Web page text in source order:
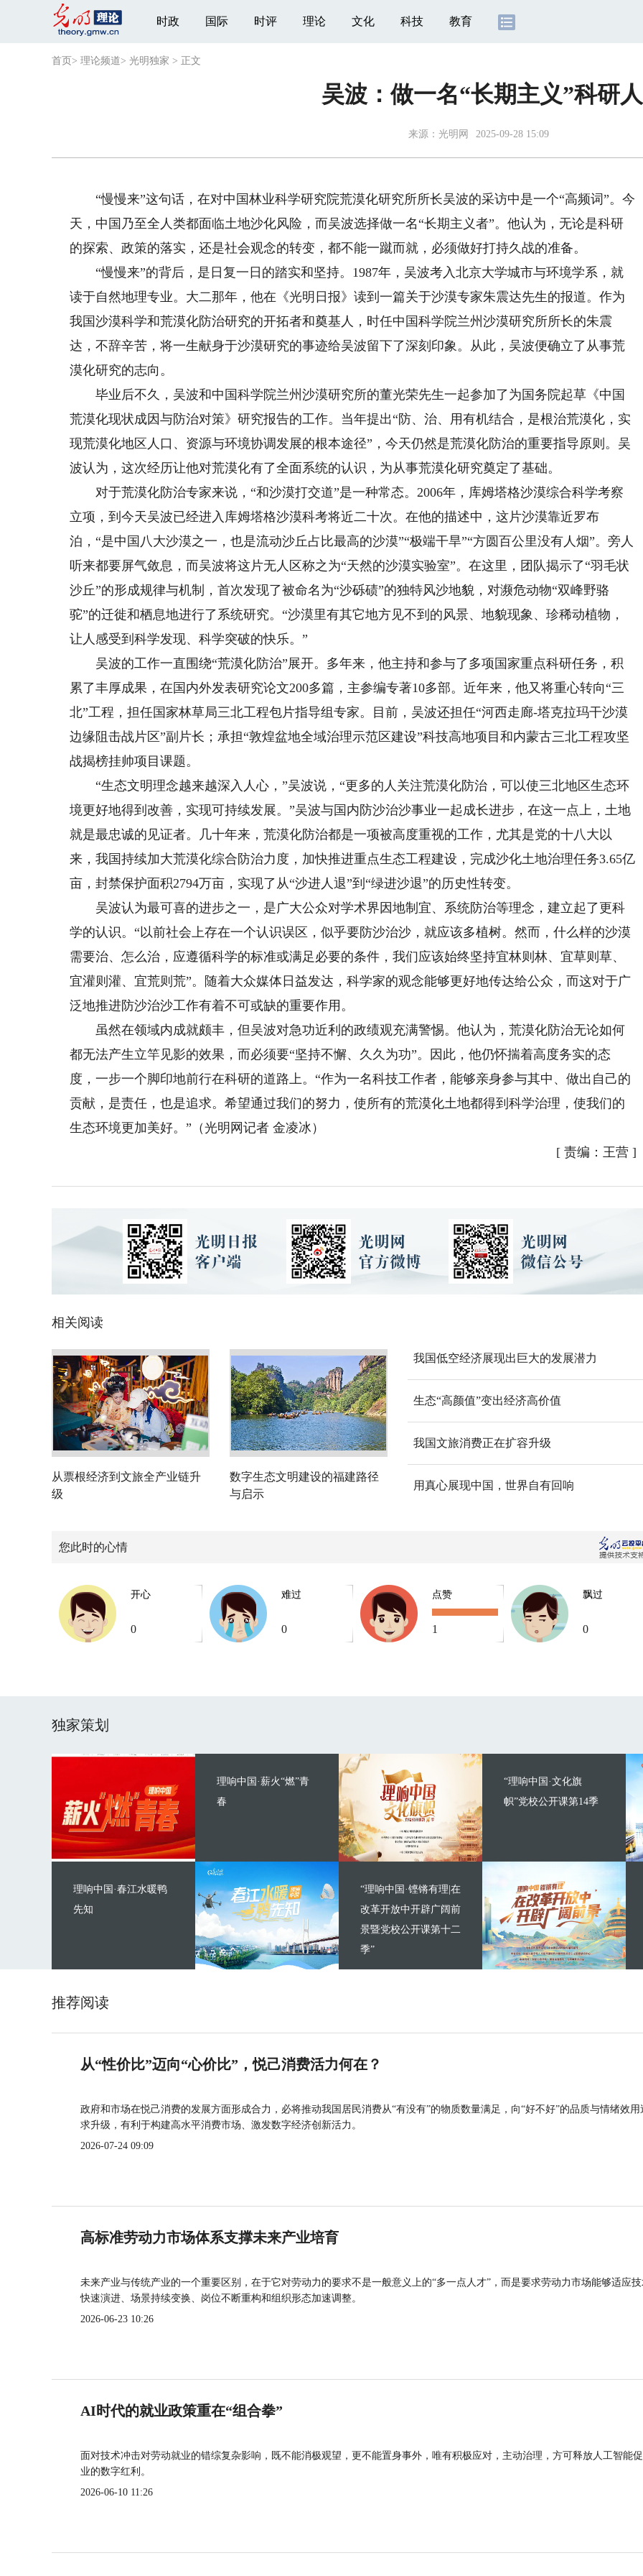
时政 国际 时评 理论 文化 科技 教育
首页 > 理论频道> 光明独家 > 正文
吴波：做一名“长期主义”科研人
来源： 光明网 2025-09-28 15:09
“慢慢来”这句话，在对中国林业科学研究院荒漠化研究所所长吴波的采访中是一个“高频词”。今
天，中国乃至全人类都面临土地沙化风险，而吴波选择做一名“长期主义者”。他认为，无论是科研
的探索、政策的落实，还是社会观念的转变，都不能一蹴而就，必须做好打持久战的准备。
“慢慢来”的背后，是日复一日的踏实和坚持。1987年，吴波考入北京大学城市与环境学系，就
读于自然地理专业。大二那年，他在《光明日报》读到一篇关于沙漠专家朱震达先生的报道。作为
我国沙漠科学和荒漠化防治研究的开拓者和奠基人，时任中国科学院兰州沙漠研究所所长的朱震
达，不辞辛苦，将一生献身于沙漠研究的事迹给吴波留下了深刻印象。从此，吴波便确立了从事荒
漠化研究的志向。
毕业后不久，吴波和中国科学院兰州沙漠研究所的董光荣先生一起参加了为国务院起草《中国
荒漠化现状成因与防治对策》研究报告的工作。当年提出“防、治、用有机结合，是根治荒漠化，实
现荒漠化地区人口、资源与环境协调发展的根本途径”，今天仍然是荒漠化防治的重要指导原则。吴
波认为，这次经历让他对荒漠化有了全面系统的认识，为从事荒漠化研究奠定了基础。
对于荒漠化防治专家来说，“和沙漠打交道”是一种常态。2006年，库姆塔格沙漠综合科学考察
立项，到今天吴波已经进入库姆塔格沙漠科考将近二十次。在他的描述中，这片沙漠靠近罗布
泊，“是中国八大沙漠之一，也是流动沙丘占比最高的沙漠”“极端干旱”“方圆百公里没有人烟”。旁人
听来都要屏气敛息，而吴波将这片无人区称之为“天然的沙漠实验室”。在这里，团队揭示了“羽毛状
沙丘”的形成规律与机制，首次发现了被命名为“沙砾碛”的独特风沙地貌，对濒危动物“双峰野骆
驼”的迁徙和栖息地进行了系统研究。“沙漠里有其它地方见不到的风景、地貌现象、珍稀动植物，
让人感受到科学发现、科学突破的快乐。”
吴波的工作一直围绕“荒漠化防治”展开。多年来，他主持和参与了多项国家重点科研任务，积
累了丰厚成果，在国内外发表研究论文200多篇，主参编专著10多部。近年来，他又将重心转向“三
北”工程，担任国家林草局三北工程包片指导组专家。目前，吴波还担任“河西走廊-塔克拉玛干沙漠
边缘阻击战片区”副片长；承担“敦煌盆地全域治理示范区建设”科技高地项目和内蒙古三北工程攻坚
战揭榜挂帅项目课题。
“生态文明理念越来越深入人心，”吴波说，“更多的人关注荒漠化防治，可以使三北地区生态环
境更好地得到改善，实现可持续发展。”吴波与国内防沙治沙事业一起成长进步，在这一点上，土地
就是最忠诚的见证者。几十年来，荒漠化防治都是一项被高度重视的工作，尤其是党的十八大以
来，我国持续加大荒漠化综合防治力度，加快推进重点生态工程建设，完成沙化土地治理任务3.65亿
亩，封禁保护面积2794万亩，实现了从“沙进人退”到“绿进沙退”的历史性转变。
吴波认为最可喜的进步之一，是广大公众对学术界因地制宜、系统防治等理念，建立起了更科
学的认识。“以前社会上存在一个认识误区，似乎要防沙治沙，就应该多植树。然而，什么样的沙漠
需要治、怎么治，应遵循科学的标准或满足必要的条件，我们应该始终坚持宜林则林、宜草则草、
宜灌则灌、宜荒则荒”。随着大众媒体日益发达，科学家的观念能够更好地传达给公众，而这对于广
泛地推进防沙治沙工作有着不可或缺的重要作用。
虽然在领域内成就颇丰，但吴波对急功近利的政绩观充满警惕。他认为，荒漠化防治无论如何
都无法产生立竿见影的效果，而必须要“坚持不懈、久久为功”。因此，他仍怀揣着高度务实的态
度，一步一个脚印地前行在科研的道路上。“作为一名科技工作者，能够亲身参与其中、做出自己的
贡献，是责任，也是追求。希望通过我们的努力，使所有的荒漠化土地都得到科学治理，使我们的
生态环境更加美好。”（光明网记者 金凌冰）
[ 责编：王营 ]
相关阅读
从票根经济到文旅全产业链升
级
数字生态文明建设的福建路径
与启示
我国低空经济展现出巨大的发展潜力
生态“高颜值”变出经济高价值
我国文旅消费正在扩容升级
用真心展现中国，世界自有回响
您此时的心情
开心
0
难过
0
点赞
1
飘过
0
独家策划
理响中国·薪火“燃”青
春
理响中国·春江水暖鸭
先知
“理响中国·文化旗
帜”党校公开课第14季
“理响中国·铿锵有理|在
改革开放中开辟广阔前
景暨党校公开课第十二
季”
推荐阅读
从“性价比”迈向“心价比”，悦己消费活力何在？
政府和市场在悦己消费的发展方面形成合力，必将推动我国居民消费从“有没有”的物质数量满足，向“好不好”的品质与情绪效用
求升级，有利于构建高水平消费市场、激发数字经济创新活力。
2026-07-24 09:09
高标准劳动力市场体系支撑未来产业培育
未来产业与传统产业的一个重要区别，在于它对劳动力的要求不是一般意义上的“多一点人才”，而是要求劳动力市场能够适应
快速演进、场景持续变换、岗位不断重构和组织形态加速调整。
2026-06-23 10:26
AI时代的就业政策重在“组合拳”
面对技术冲击对劳动就业的错综复杂影响，既不能消极观望，更不能置身事外，唯有积极应对，主动治理，方可释放人工智能
业的数字红利。
2026-06-10 11:26